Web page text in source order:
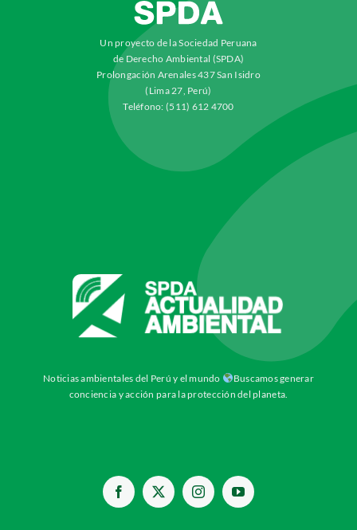
Un proyecto de la Sociedad Peruana
de Derecho Ambiental (SPDA)
Prolongación Arenales 437 San Isidro
(Lima 27, Perú)
Teléfono: (511) 612 4700
Noticias ambientales del Perú y el mundo
Buscamos generar
conciencia y acción para la protección del planeta.